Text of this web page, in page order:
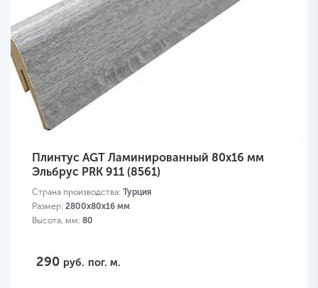
Плинтус AGT Ламинированный 80х16 мм
Эльбрус PRK 911 (8561)
Страна производства: Турция
Размер: 2800х80х16 мм
Высота, мм: 80
290 руб. пог. м.